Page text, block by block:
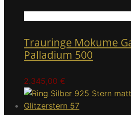
Trauringe Mokume
Palladium 500
2.345,00 €